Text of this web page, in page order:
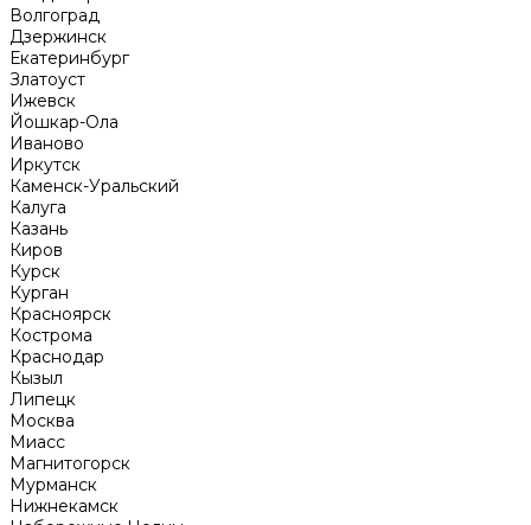
Волгоград
Дзержинск
Екатеринбург
Златоуст
Ижевск
Йошкар-Ола
Иваново
Иркутск
Каменск-Уральский
Калуга
Казань
Киров
Курск
Курган
Красноярск
Кострома
Краснодар
Кызыл
Липецк
Москва
Миасс
Магнитогорск
Мурманск
Нижнекамск